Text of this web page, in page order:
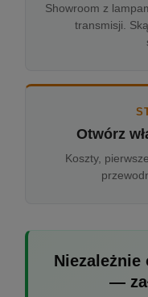
Showroom z
transmisji.
Otwórz
Koszty,
Niezależnie
—